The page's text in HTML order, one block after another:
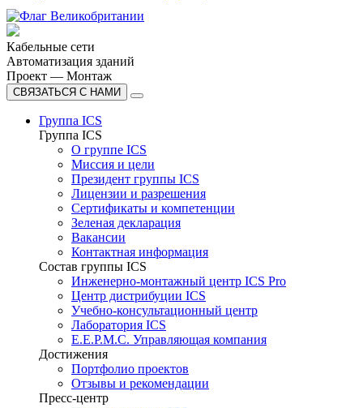
Кабельные сети
Автоматизация зданий
Проект — Монтаж
СВЯЗАТЬСЯ С НАМИ
Группа ICS
Группа ICS
О группе ICS
Миссия и цели
Президент группы ICS
Лицензии и разрешения
Сертификаты и компетенции
Зеленая декларация
Вакансии
Контактная информация
Состав группы ICS
Инженерно-монтажный центр ICS Pro
Центр дистрибуции ICS
Учебно-консультационный центр
Лаборатория ICS
E.E.P.M.C. Управляющая компания
Достижения
Портфолио проектов
Отзывы и рекомендации
Пресс-центр